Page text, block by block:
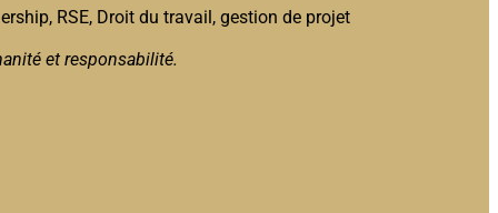
RSE, Droit du travail, gestion de projet
et responsabilité.